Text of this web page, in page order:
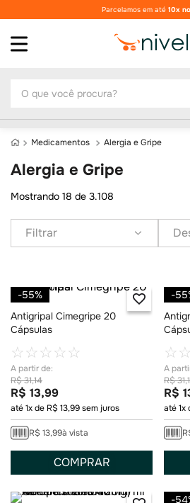
Parcelamos em até 10x
Medicamentos Alergia e Gripe
Alergia e Gripe
Mostrando 18 de 3.108
Filtrar
-55%
Antigripal Cimegripe 20
Cápsulas
☆☆☆☆☆
R$31,14
R$ 13,99
até1x de R$13,99sem juros
R$ 13,99à vista
COMPRAR
-
☆☆
R$31,
R$
até1x
-